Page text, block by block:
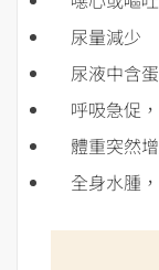
尿量減少
尿液中含
呼吸急促
體重突然
全身水腫